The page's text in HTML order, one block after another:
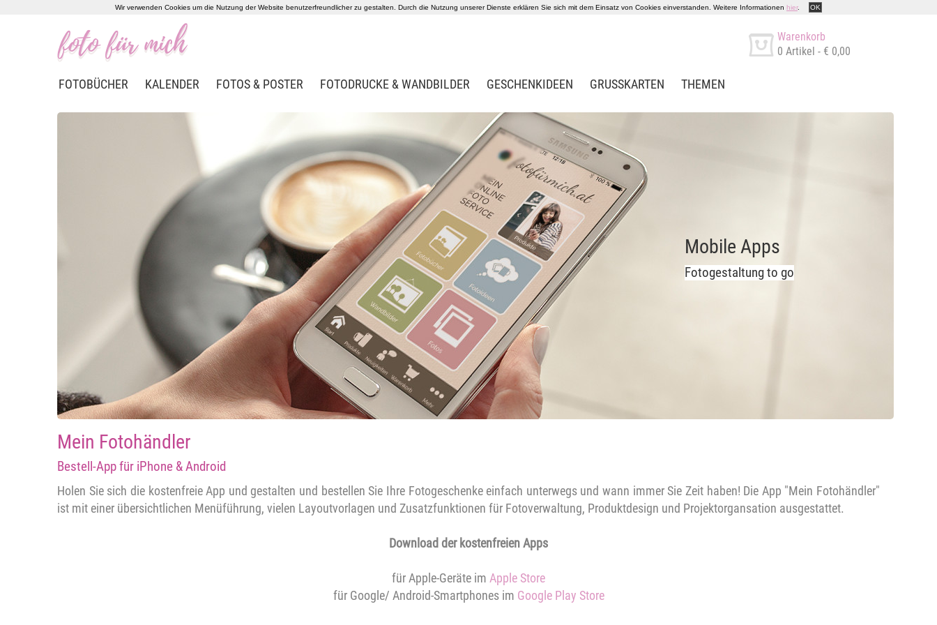
Wir verwenden Cookies um die Nutzung der Website benutzerfreundlicher zu gestalten. Durch die Nutzung unserer Dienste erklären Sie sich mit dem Einsatz von Cookies einverstanden. Weitere Informationen hier. OK
Warenkorb
0 Artikel - € 0,00
FOTOBÜCHER KALENDER FOTOS & POSTER FOTODRUCKE & WANDBILDER GESCHENKIDEEN GRUSSKARTEN THEMEN
Mobile Apps
Fotogestaltung to go
Mein Fotohändler
Bestell-App für iPhone & Android
Holen Sie sich die kostenfreie App und gestalten und bestellen Sie Ihre Fotogeschenke einfach unterwegs und wann immer Sie Zeit haben! Die App "Mein Fotohändler"
ist mit einer übersichtlichen Menüführung, vielen Layoutvorlagen und Zusatzfunktionen für Fotoverwaltung, Produktdesign und Projektorgansation ausgestattet.
Download der kostenfreien Apps
für Apple-Geräte im Apple Store
für Google/ Android-Smartphones im Google Play Store